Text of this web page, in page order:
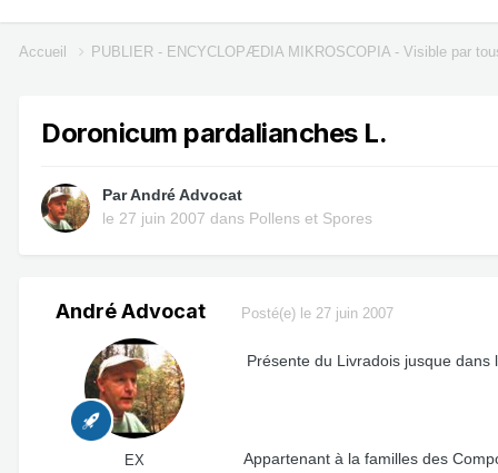
Accueil PUBLIER - ENCYCLOPÆDIA MIKROSCOPIA - Visible par
Doronicum pardalianches L.
ParAndré Advocat
le 27 juin 2007 dans Pollens et Spores
André Advocat
EX
Posté(e) le 27 juin 2007
Présente du Livradois jusque
Appartenant à la familles des